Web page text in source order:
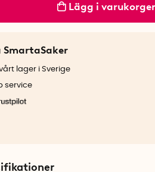
Lägg i
lager i Sverige
service